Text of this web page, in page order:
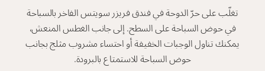
تغلّب على حرّ الدوحة في فندق فريزر سويتس الفاخر بالسباحة
في حوض السباحة على السطح. إلى جانب الغطس المنعش،
يمكنك تناول الوجبات الخفيفة أو احتساء مشروب مثلج بجانب
حوض السباحة للاستمتاع بالبرودة.